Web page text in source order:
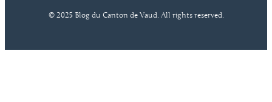
© 2025 Blog du Canton de Vaud. All rights reserved.